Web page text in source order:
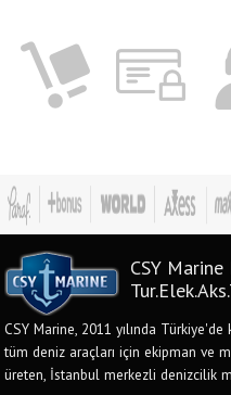
CSY
CSY Marine, 2011 yılında
tüm deniz araçları için ekipman ve
üreten, İstanbul merkezli denizcilik